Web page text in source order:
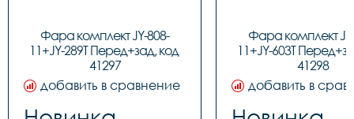
Фара комплект JY-808-
11+JY-289T Перед+зад, код
41297
добавить в сравнение
Фара комплект
11+JY-603T
41298
добавить в